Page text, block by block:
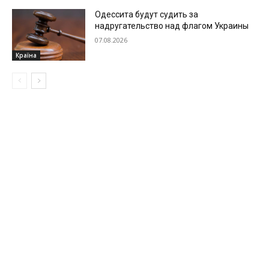
Країна
Одессита будут судить за
надругательство над флагом Украины
07.08.2026